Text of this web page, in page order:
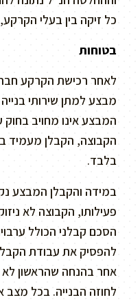
כל זיקה בין בעלי
בטוחות
לאחר רכישת הקרקע
מבצע למתן שירותי
המבצע אינו מחויב בחוק
הקבוצה, הקבלן מעמיד
בלבד.
במידה והקבלן המבצע
פעילותו, הקבוצה לא
הסכם קבלני הכולל
להפסיק את עבודת
אחר בהנחה שהראשון לא
לחוזה הבנייה. בכל